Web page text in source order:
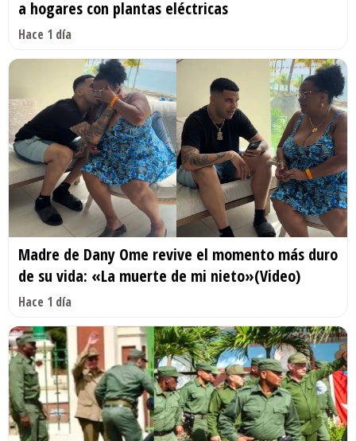
a hogares con plantas eléctricas
Hace 1 día
Madre de Dany Ome revive el momento más duro
de su vida: «La muerte de mi nieto»(Video)
Hace 1 día